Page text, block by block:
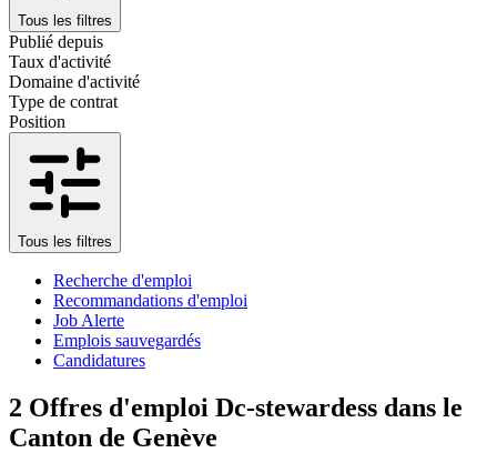
Tous les filtres
Publié depuis
Taux d'activité
Domaine d'activité
Type de contrat
Position
Tous les filtres
Recherche d'emploi
Recommandations d'emploi
Job Alerte
Emplois sauvegardés
Candidatures
2 Offres d'emploi Dc-stewardess dans le
Canton de Genève